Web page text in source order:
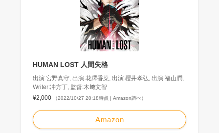
HUMAN LOST 人間失格
出演:宮野真守, 出演:花澤香菜, 出演:櫻井孝弘, 出演:福山潤,
Writer:冲方丁, 監督:木﨑文智
¥2,000
（2022/10/27 20:18時点 | Amazon調べ）
Amazon